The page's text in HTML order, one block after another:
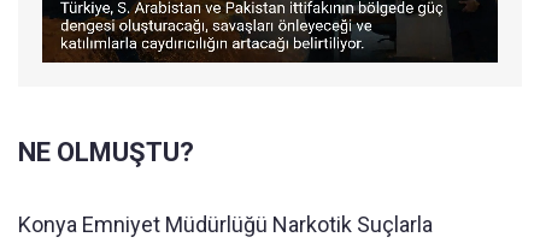
NE OLMUŞTU?
Konya Emniyet Müdürlüğü Narkotik Suçlarla